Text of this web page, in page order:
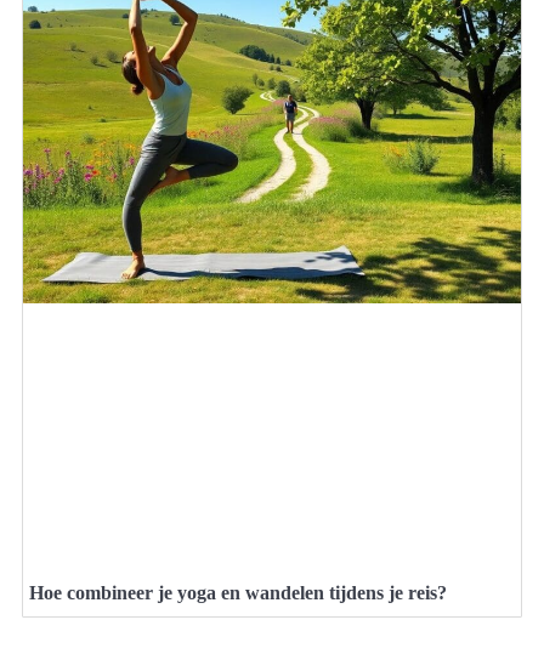
Hoe combineer je yoga en wandelen tijdens je reis?